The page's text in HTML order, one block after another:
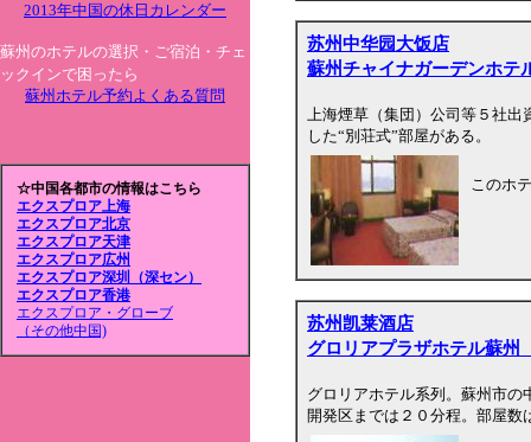
2013年中国の休日カレンダー
蘇州のホテルの選択・ご宿泊・チェ
ックインで困ったら
蘇州ホテル予約よくある質問
☆中国各都市の情報はこちら
エクスプロア上海
エクスプロア北京
エクスプロア天津
エクスプロア広州
エクスプロア深圳（深セン）
エクスプロア香港
エクスプロア・グローブ
（その他中国)
苏州中华园大饭店
蘇州チャイナガーデンホテ
上海煙草（集団）公司等５社
した“別荘式”部屋がある。
このホ
苏州凯莱酒店
グロリアプラザホテル蘇州
グロリアホテル系列。蘇州市
開発区までは２０分程。部屋